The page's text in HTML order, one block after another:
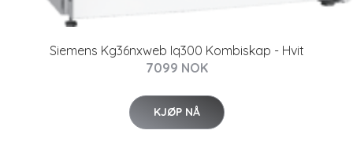
Siemens Kg36nxweb Iq300 Kombiskap - Hvit
7099 NOK
KJØP NÅ